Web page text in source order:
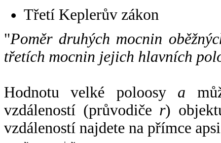
Třetí Keplerův zákon
"Poměr druhých mocnin
třetích mocnin jejich hlavních
Hodnotu velké poloosy a
vzdáleností (průvodiče r)
vzdáleností najdete na přímce